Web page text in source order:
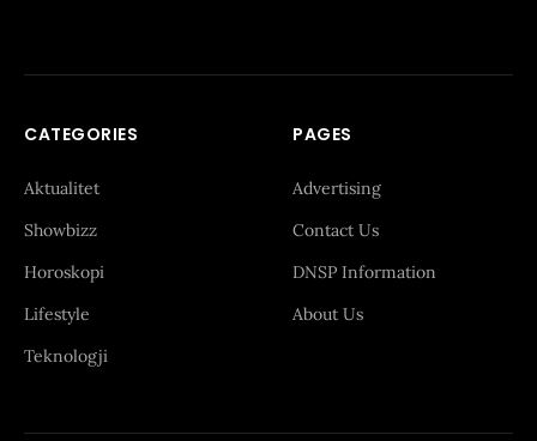
CATEGORIES
Aktualitet
Showbizz
Horoskopi
Lifestyle
Teknologji
PAGES
Advertising
Contact Us
DNSP Information
About Us